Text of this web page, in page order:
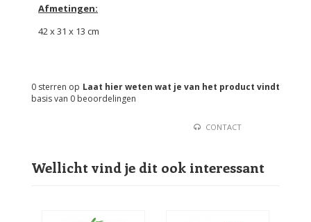
Afmetingen:
42 x 31 x 13 cm
Laat hier weten wat je van het product vindt
0 sterren op
basis van 0 beoordelingen
CONTACT
Wellicht vind je dit ook interessant